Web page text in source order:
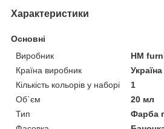
Характеристики
Основні
Виробник
HM
Країна виробник
Україна
Кількість кольорів у наборі
1
Об`єм
20 мл
Тип
Фарба